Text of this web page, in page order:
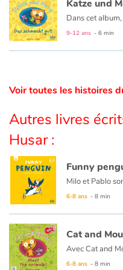
Catalogue anglais
Aide
Accueil
Famille
Écoles
Médiathèques
Vidéos & Tutoriaux
Katze und
9-12 ans - 6 min
Voir toutes les histoires
Autres livres
Husar :
Funny
6-8 ans - 8 min
Cat and
6-8 ans - 8 min